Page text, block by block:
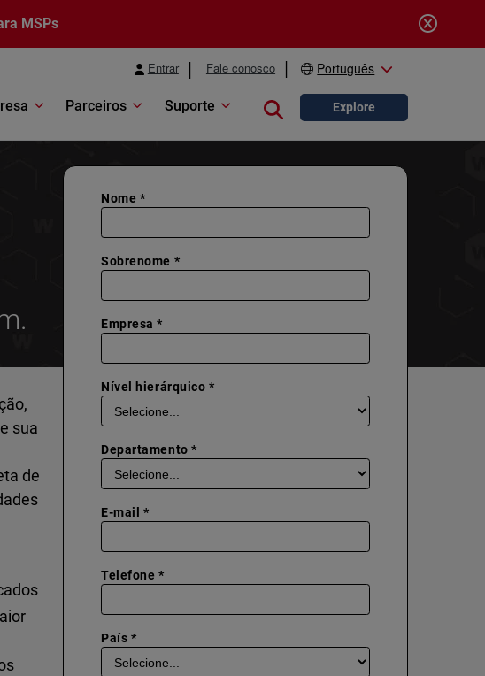
MSPs
Entrar Fale conosco Português
Parceiros Suporte Close search
Explore
sua
de
Nome *
Sobrenome *
Empresa *
Nível hierárquico *
Departamento *
E-mail *
Telefone *
País *